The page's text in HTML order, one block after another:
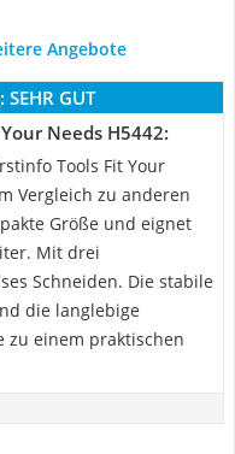
Angebote
SEHR GUT
Needs H5442:
Tools Fit Your
Vergleich zu anderen
Größe und eignet
Mit drei
Schneiden. Die stabile
die langlebige
zu einem praktischen